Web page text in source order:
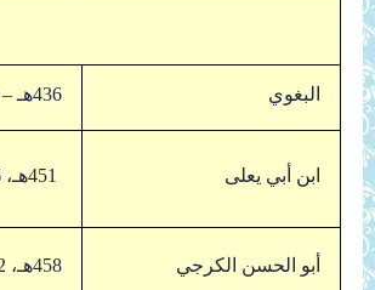
البغوي 436هـ – 510هـ
ابن أبي يعلى
أبو الحسن الكرجي 458هـ، 532هـ